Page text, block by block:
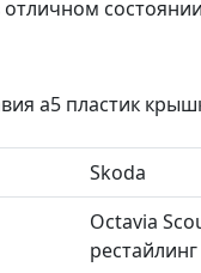
а5 пластик
Skoda
Octavia